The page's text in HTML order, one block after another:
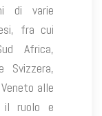
di varie
fra cui
Africa,
Svizzera,
alle
il ruolo e